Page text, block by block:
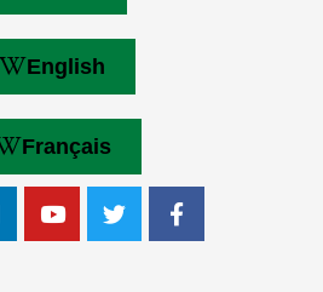
English
Français